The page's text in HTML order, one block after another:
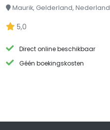
Maurik, Gelderland, Nederland
5,0
Direct online beschikbaar
Géén boekingskosten